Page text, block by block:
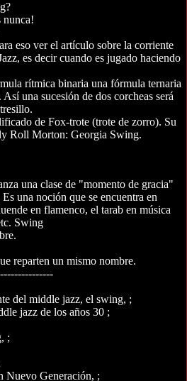
nunca!
eso ver el artículo sobre la corriente
es decir cuando es jugado haciendo
rítmica binaria una fórmula ternaria
una sucesión de dos corcheas será
de Fox-trote (trote de zorro). Su
Roll Morton: Georgia Swing.
una clase de "momento de gracia"
una noción que se encuentra en
en flamenco, el tarab en música
Swing
reparten un mismo nombre.
del middle jazz, el swing, ;
jazz de los años 30 ;
;
Nuevo Generación, ;